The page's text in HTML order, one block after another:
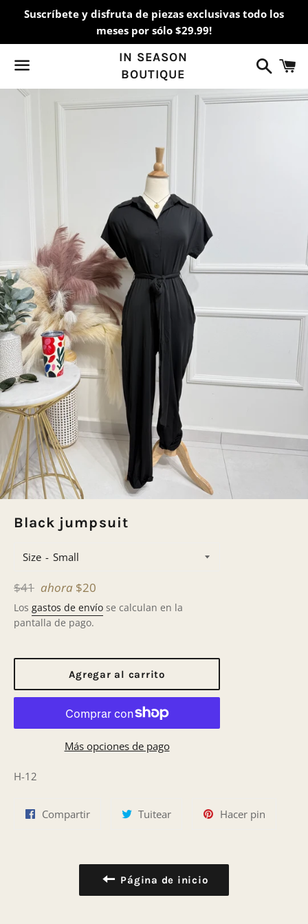
Suscríbete y disfruta de piezas exclusivas todo los
meses por sólo $29.99!
Menú
IN SEASON
BOUTIQUE
Buscar
Black jumpsuit
Size
Precio
habitual
$41 ahora $20
Los gastos de envío se calculan en la
pantalla de pago.
Agregar al carrito
Más opciones de pago
H-12
CompartirCompartir TuitearTuitear
Hacer pin
Página de inicio